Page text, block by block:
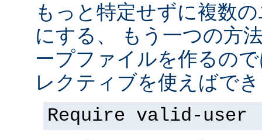
もっと特定せずに複数
にする、 もう一つの方
ープファイルを作るの
レクティブを使えばで
Require valid-user